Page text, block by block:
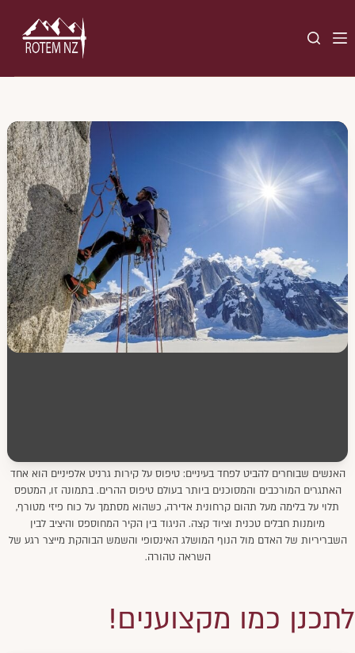
to
האנשים שבוחרים להביט לפחד בעיניים: טיפוס על קירות גרניט אלפיניים הוא אחד
האתגרים המורכבים והמסוכנים ביותר בעולם טיפוס ההרים. בתמונה זו, המטפס
תלוי על בלימה מעל תהום קרחונית אדירה, כשהוא מסתמך על כוח פיזי מטורף,
מיומנות חבלים טכנית וציוד קצה. הניגוד בין הקיר המחוספס והיציב לבין
השבריריות של האדם מול הנוף המושלג האינסופי והשמש הבוהקת מייצר רגע של
השראה טהורה.
לתכנן כמו מקצוענים!